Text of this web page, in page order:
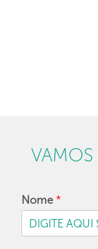
VAMOS
Nome *